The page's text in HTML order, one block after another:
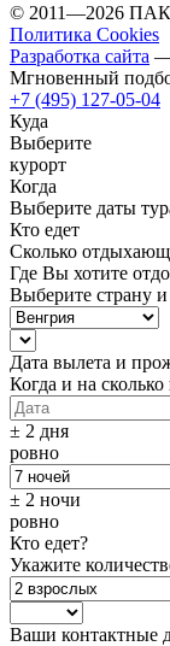
© 2011—2026
Политика Cookies
Разработка сайта —
Мгновенный
+7 (495) 127-05-04
Куда
Выберите
курорт
Когда
Выберите даты
Кто едет
Сколько
Где Вы хотите
Выберите страну и
Дата вылета и
Когда и на
± 2 дня
ровно
± 2 ночи
ровно
Кто едет?
Укажите
Ваши контактные